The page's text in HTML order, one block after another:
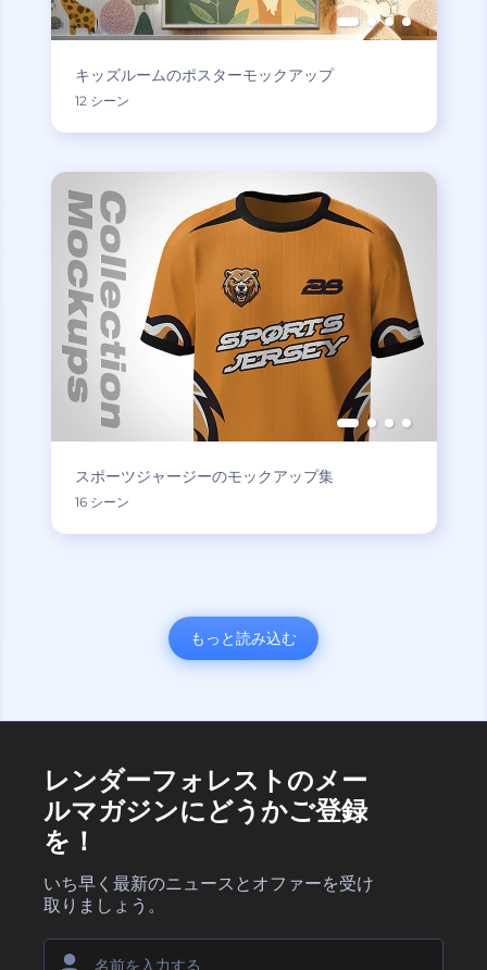
キッズルームのポスターモックアップ
12 シーン
スポーツジャージーのモックアップ集
16 シーン
もっと読み込む
レンダーフォレストのメー
ルマガジンにどうかご登録
を！
いち早く最新のニュースとオファーを受け
取りましょう。